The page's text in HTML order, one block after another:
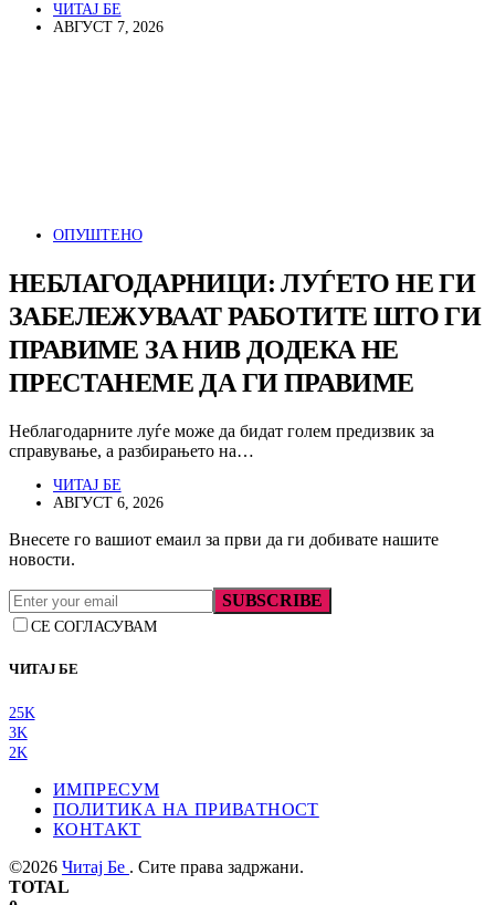
ЧИТАЈ БЕ
АВГУСТ 7, 2026
ОПУШТЕНО
НЕБЛАГОДАРНИЦИ: ЛУЃЕТО НЕ ГИ
ЗАБЕЛЕЖУВААТ РАБОТИТЕ ШТО ГИ
ПРАВИМЕ ЗА НИВ ДОДЕКА НЕ
ПРЕСТАНЕМЕ ДА ГИ ПРАВИМЕ
Неблагодарните луѓе може да бидат голем предизвик за
справување, а разбирањето на…
ЧИТАЈ БЕ
АВГУСТ 6, 2026
Внесете го вашиот емаил за први да ги добивате нашите
новости.
SUBSCRIBE
СЕ СОГЛАСУВАМ
ЧИТАЈ БЕ
25K
3K
2K
ИМПРЕСУМ
ПОЛИТИКА НА ПРИВАТНОСТ
КОНТАКТ
©2026 Читај Бе . Сите права задржани.
TOTAL